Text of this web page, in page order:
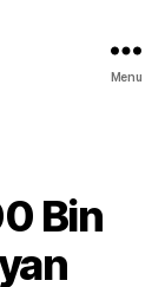
Menu
Bin